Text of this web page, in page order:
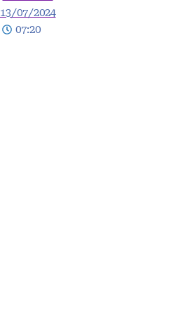
13/07/2024
07:20